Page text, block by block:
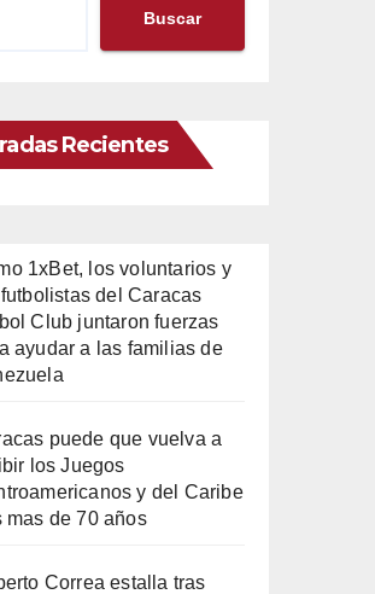
Buscar
Recientes
1xBet, los voluntarios y
futbolistas del Caracas
Club juntaron fuerzas
ayudar a las familias de
puede que vuelva a
los Juegos
y del Caribe
mas de 70 años
Correa estalla tras